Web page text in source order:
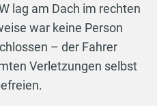
lag am Dach im rechten
war keine Person
– der Fahrer
Verletzungen selbst